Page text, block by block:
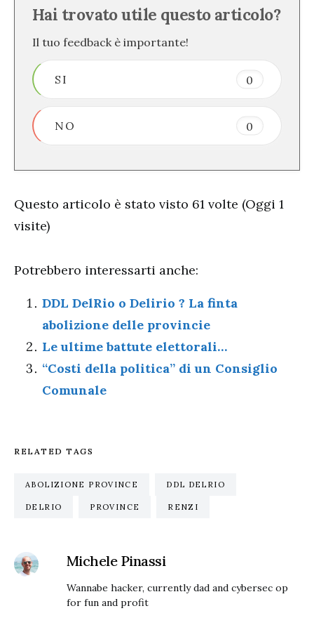
Hai trovato utile questo articolo?
Il tuo feedback è importante!
SI 0
NO 0
Questo articolo è stato visto 61 volte (Oggi 1
visite)
Potrebbero interessarti anche:
DDL DelRio o Delirio ? La finta
abolizione delle provincie
Le ultime battute elettorali…
“Costi della politica” di un Consiglio
Comunale
RELATED TAGS
ABOLIZIONE PROVINCE DDL DELRIO
DELRIO PROVINCE RENZI
Michele Pinassi
Wannabe hacker, currently dad and cybersec op
for fun and profit